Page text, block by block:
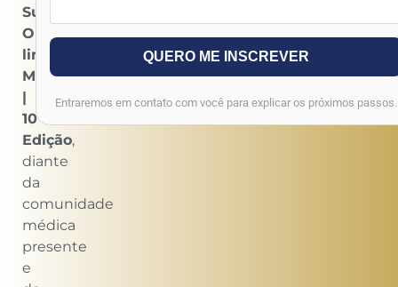
Summit
On-
line
M.I.L.A
|
10ª
Edição,
diante
da
comunidade
médica
presente
e
QUERO ME INSCREVER
Entraremos em contato com você para explicar os próximos passos.